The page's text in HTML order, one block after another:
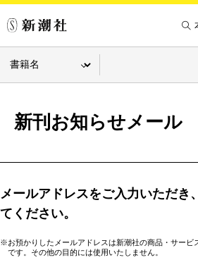
新刊お知らせメール
メールアドレスをご入力いただき
てください。
※お預かりしたメールアドレスは新潮社の商品・サービ
です。その他の目的には使用いたしません。